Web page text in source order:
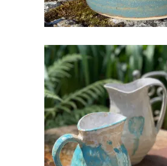
KERAAMILINE
MORSIKANN
€30.00